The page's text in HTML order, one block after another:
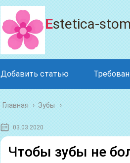
Estetica-
Добавить статью
Главная › Зубы
03.03.2020
Чтобы зубы не